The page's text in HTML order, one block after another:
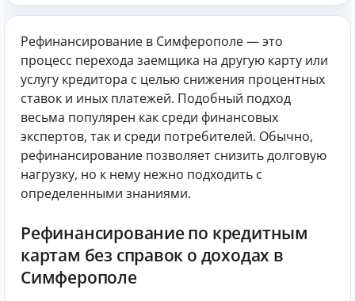
Рефинансирование в Симферополе — это
процесс перехода заемщика на другую карту или
услугу кредитора с целью снижения процентных
ставок и иных платежей. Подобный подход
весьма популярен как среди финансовых
экспертов, так и среди потребителей. Обычно,
рефинансирование позволяет снизить долговую
нагрузку, но к нему нежно подходить с
определенными знаниями.
Рефинансирование по кредитным
картам без справок о доходах в
Симферополе